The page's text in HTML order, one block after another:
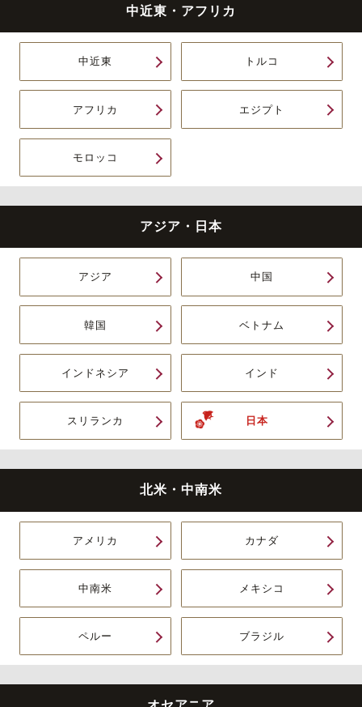
中近東・アフリカ
中近東 トルコ
アフリカ エジプト
モロッコ
アジア・日本
アジア 中国
韓国 ベトナム
インドネシア インド
スリランカ 日本
北米・中南米
アメリカ カナダ
中南米 メキシコ
ペルー ブラジル